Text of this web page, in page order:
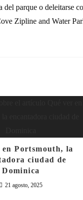
del parque o deleitarse
Zipline and Water
en Portsmouth, la
ciudad de
Dominica
21 agosto, 2025